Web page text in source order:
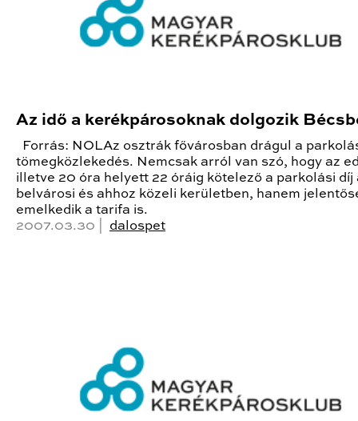
Az idő a kerékpárosoknak dolgozik
Forrás: NOLAz osztrák fővárosban drágul a
tömegközlekedés. Nemcsak arról van szó, hogy az
illetve 20 óra helyett 22 óráig kötelező a parkolási díj
belvárosi és ahhoz közeli kerületben, hanem
emelkedik a tarifa is.
2007.03.30 | dalospet